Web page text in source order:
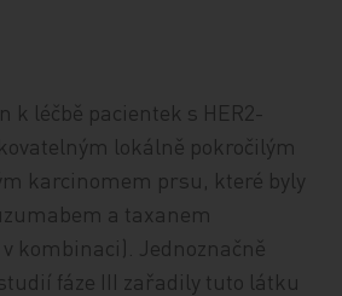
k léčbě pacientek s HER2-
lokálně pokročilým
karcinomem prsu, které byly
a taxanem
kombinaci). Jednoznačně
fáze III zařadily tuto látku